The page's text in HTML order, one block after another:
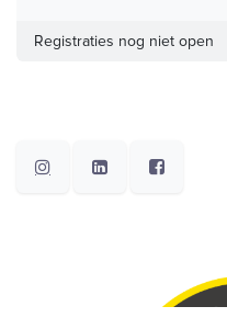
Registraties nog niet open